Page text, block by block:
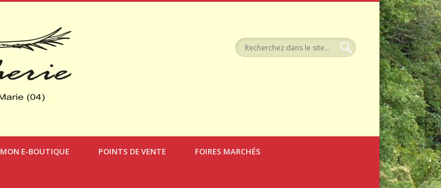
Verdon Coutellerie
MON E-BOUTIQUE POINTS DE VENTE FOIRES MARCHÉS